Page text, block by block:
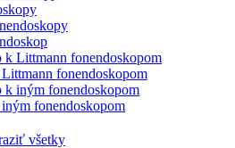
fonendoskopom
fonendoskopom
všetky